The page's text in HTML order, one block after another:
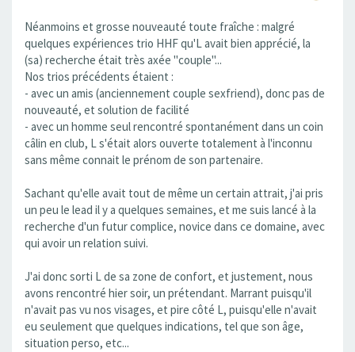
Néanmoins et grosse nouveauté toute fraîche : malgré
quelques expériences trio HHF qu'L avait bien apprécié, la
(sa) recherche était très axée "couple"...
Nos trios précédents étaient :
- avec un amis (anciennement couple sexfriend), donc pas de
nouveauté, et solution de facilité
- avec un homme seul rencontré spontanément dans un coin
câlin en club, L s'était alors ouverte totalement à l'inconnu
sans même connait le prénom de son partenaire.
Sachant qu'elle avait tout de même un certain attrait, j'ai pris
un peu le lead il y a quelques semaines, et me suis lancé à la
recherche d'un futur complice, novice dans ce domaine, avec
qui avoir un relation suivi.
J'ai donc sorti L de sa zone de confort, et justement, nous
avons rencontré hier soir, un prétendant. Marrant puisqu'il
n'avait pas vu nos visages, et pire côté L, puisqu'elle n'avait
eu seulement que quelques indications, tel que son âge,
situation perso, etc...